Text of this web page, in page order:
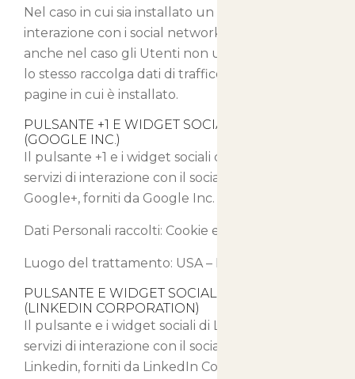
Nel caso in cui sia installato un servizio di
interazione con i social network, è possibile che,
anche nel caso gli Utenti non utilizzino il servizio,
lo stesso raccolga dati di traffico relativi alle
pagine in cui è installato.
PULSANTE +1 E WIDGET SOCIALI DI GOOGLE+
(GOOGLE INC.)
Il pulsante +1 e i widget sociali di Google+ sono
servizi di interazione con il social network
Google+, forniti da Google Inc.
Dati Personali raccolti: Cookie e Dati di Utilizzo.
Luogo del trattamento: USA – Privacy Policy
PULSANTE E WIDGET SOCIALI DI LINKEDIN
(LINKEDIN CORPORATION)
Il pulsante e i widget sociali di LinkedIn sono
servizi di interazione con il social network
Linkedin, forniti da LinkedIn Corporation.